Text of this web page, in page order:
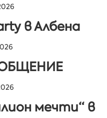
в Албена
мечти“ в